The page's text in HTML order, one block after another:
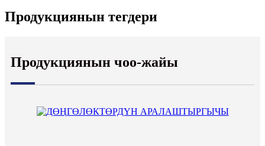
Продукциянын тегдери
Продукциянын чоо-жайы